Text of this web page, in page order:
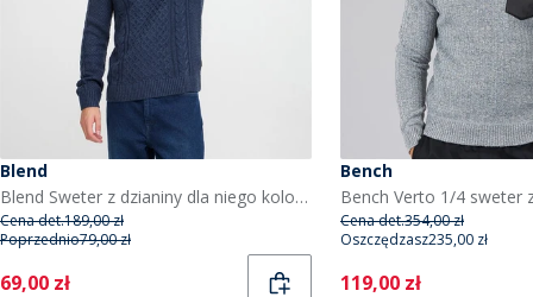
Blend
Blend Sweter z dzianiny dla niego kolor sukienka Blues
Cena det.189,00 zł
Poprzednio79,00 zł
Current
69,00 zł
Bench
Cena det.354,00 zł
Oszczędzasz235,00 zł
Current
119,00 zł